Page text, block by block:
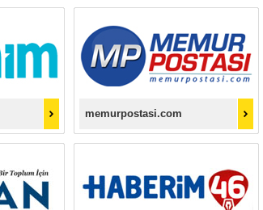
memurpostasi.com